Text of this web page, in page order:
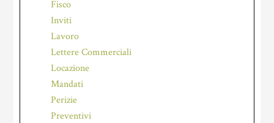
Fisco
Inviti
Lavoro
Lettere Commerciali
Locazione
Mandati
Perizie
Preventivi